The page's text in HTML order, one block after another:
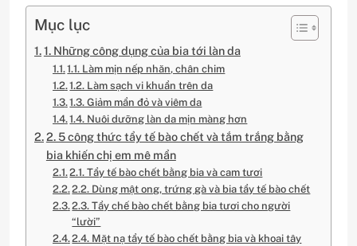
Mục lục
1. Những công dụng của bia tới làn da
1.1. Làm mịn nếp nhăn, chân chim
1.2. Làm sạch vi khuẩn trên da
1.3. Giảm mẩn đỏ và viêm da
1.4. Nuôi dưỡng làn da mịn màng hơn
2. 5 công thức tẩy tế bào chết và tắm trắng bằng
bia khiến chị em mê mẩn
2.1. Tẩy tế bào chết bằng bia và cam tươi
2.2. Dùng mật ong, trứng gà và bia tẩy tế bào chết
2.3. Tẩy chế bào chết bằng bia tươi cho người
“lười”
2.4. Mặt nạ tẩy tế bào chết bằng bia và khoai tây